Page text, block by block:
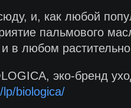
и, как любой
пальмового
в любом
эко-бренд
biologica/